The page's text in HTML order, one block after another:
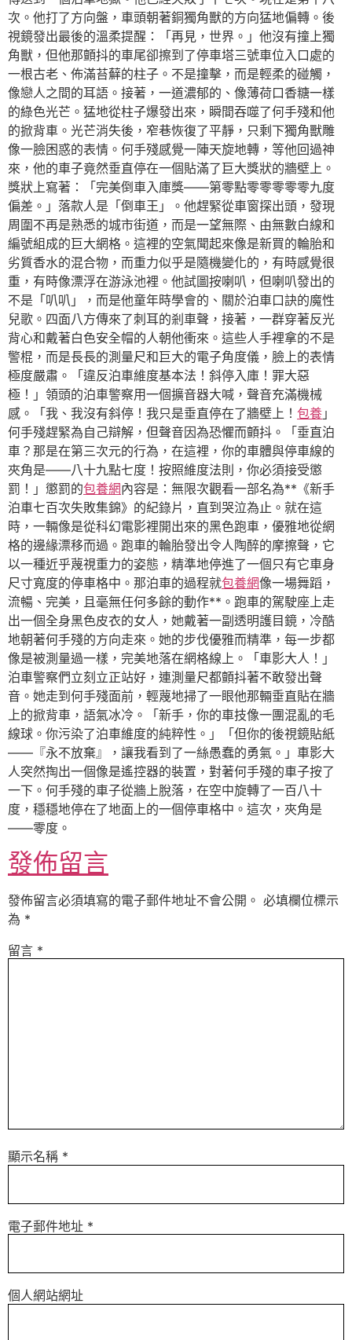
次。他打了方向盤，車頭朝著銅獨角獸的方向猛地偏轉。後
視鏡發出最後的溫柔提醒：「再見，世界。」他沒有撞上獨
角獸，但他那顫抖的車尾卻擦到了停車塔三號車位入口處的
一根古老、佈滿苔蘚的柱子。不是撞擊，而是輕柔的碰觸，
像戀人之間的耳語。接著，一道濃郁的、像薄荷口香糖一樣
的綠色光芒。猛地從柱子爆發出來，瞬間吞噬了何手殘和他
的掀背車。光芒消失後，窄巷恢復了平靜，只剩下獨角獸雕
像一臉困惑的表情。何手殘感覺一陣天旋地轉，等他回過神
來，他的車子竟然垂直停在一個貼滿了巨大獎狀的牆壁上。
獎狀上寫著：「完美倒車入庫獎——第零點零零零零零九度
偏差。」落款人是「倒車王」。他趕緊從車窗探出頭，發現
周圍不再是熟悉的城市街道，而是一望無際、由無數白線和
編號組成的巨大網格。這裡的空氣聞起來像是新買的輪胎和
劣質香水的混合物，而重力似乎是隨機變化的，有時感覺很
重，有時像漂浮在游泳池裡。他試圖按喇叭，但喇叭發出的
不是「叭叭」，而是他童年時學會的、關於泊車口訣的魔性
兒歌。四面八方傳來了刺耳的剎車聲，接著，一群穿著反光
背心和戴著白色安全帽的人朝他衝來。這些人手裡拿的不是
警棍，而是長長的測量尺和巨大的電子角度儀，臉上的表情
極度嚴肅。「違反泊車維度基本法！斜停入庫！罪大惡
極！」領頭的泊車警察用一個擴音器大喊，聲音充滿機械
感。「我、我沒有斜停！我只是垂直停在了牆壁上！ 包養 」
何手殘趕緊為自己辯解，但聲音因為恐懼而顫抖。「垂直泊
車？那是在第三次元的行為，在這裡，你的車體與停車線的
夾角是——八十九點七度！按照維度法則，你必須接受懲
罰！」懲罰的包養網內容是：無限次觀看一部名為**《新手
泊車七百次失敗集錦》的紀錄片，直到哭泣為止。就在這
時，一輛像是從科幻電影裡開出來的黑色跑車，優雅地從網
格的邊緣漂移而過。跑車的輪胎發出令人陶醉的摩擦聲，它
以一種近乎蔑視重力的姿態，精準地停進了一個只有它車身
尺寸寬度的停車格中。那泊車的過程就包養網像一場舞蹈，
流暢、完美，且毫無任何多餘的動作**。跑車的駕駛座上走
出一個全身黑色皮衣的女人，她戴著一副透明護目鏡，冷酷
地朝著何手殘的方向走來。她的步伐優雅而精準，每一步都
像是被測量過一樣，完美地落在網格線上。「車影大人！」
泊車警察們立刻立正站好，連測量尺都顫抖著不敢發出聲
音。她走到何手殘面前，輕蔑地掃了一眼他那輛垂直貼在牆
上的掀背車，語氣冰冷。「新手，你的車技像一團混亂的毛
線球。你污染了泊車維度的純粹性。」「但你的後視鏡貼紙
——『永不放棄』，讓我看到了一絲愚蠢的勇氣。」車影大
人突然掏出一個像是遙控器的裝置，對著何手殘的車子按了
一下。何手殘的車子從牆上脫落，在空中旋轉了一百八十
度，穩穩地停在了地面上的一個停車格中。這次，夾角是
——零度。
發佈留言
發佈留言必須填寫的電子郵件地址不會公開。 必填欄位標示
為 *
留言 *
顯示名稱 *
電子郵件地址 *
個人網站網址